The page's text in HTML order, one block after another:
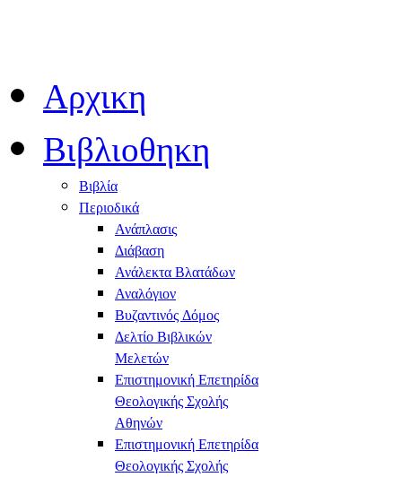
Αρχικη
Βιβλιοθηκη
Βιβλία
Περιοδικά
Ανάπλασις
Διάβαση
Ανάλεκτα Βλατάδων
Αναλόγιον
Βυζαντινός Δόμος
Δελτίο Βιβλικών
Μελετών
Επιστημονική Επετηρίδα
Θεολογικής Σχολής
Αθηνών
Επιστημονική Επετηρίδα
Θεολογικής Σχολής